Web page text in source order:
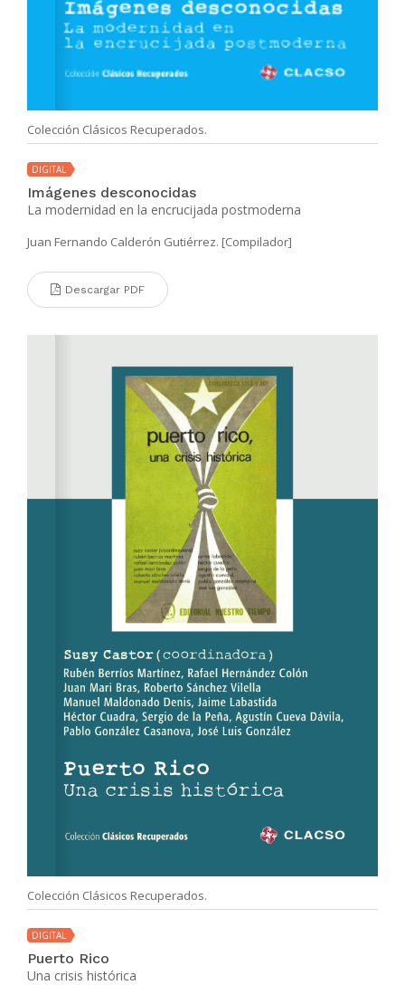
Colección Clásicos Recuperados.
DIGITAL
Imágenes desconocidas
La modernidad en la encrucijada postmoderna
Juan Fernando Calderón Gutiérrez. [Compilador]
Descargar PDF
Colección Clásicos Recuperados.
DIGITAL
Puerto Rico
Una crisis histórica